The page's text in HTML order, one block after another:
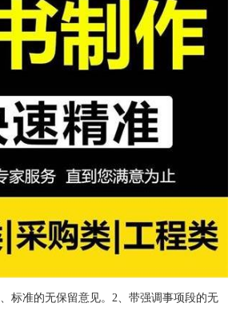
标准的无保留意见。2、带强调事项段的无